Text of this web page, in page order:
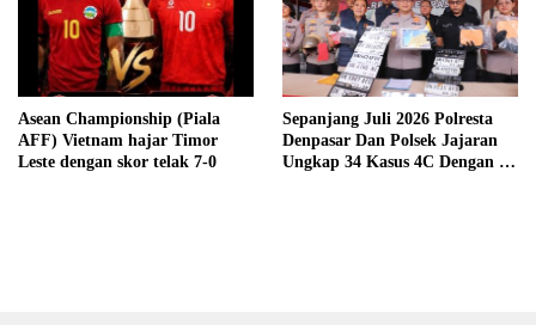
Asean Championship (Piala
AFF) Vietnam hajar Timor
Leste dengan skor telak 7-0
Sepanjang Juli 2026 Polresta
Denpasar Dan Polsek Jajaran
Ungkap 34 Kasus 4C Dengan 42